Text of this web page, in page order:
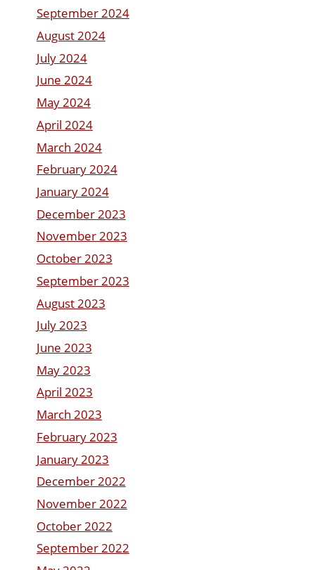
September 2024
August 2024
July 2024
June 2024
May 2024
April 2024
March 2024
February 2024
January 2024
December 2023
November 2023
October 2023
September 2023
August 2023
July 2023
June 2023
May 2023
April 2023
March 2023
February 2023
January 2023
December 2022
November 2022
October 2022
September 2022